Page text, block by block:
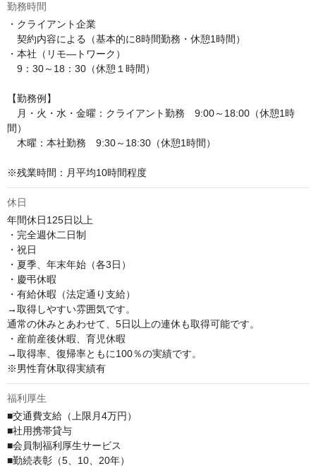
勤務時間
・クライアント企業
契約内容による（基本的に8時間勤務・休憩1時間）
・本社（リモ―トワーク）
9：30～18：30（休憩１時間）
【勤務例】
月・火・水・金曜：クライアント勤務　9:00～18:00（休憩1時
間）
木曜：本社勤務　9:30～18:30（休憩1時間）
※残業時間：月平均10時間程度
休日
年間休日125日以上
・完全週休二日制
・祝日
・夏季、年末年始（各3日）
・慶弔休暇
・有給休暇（法定通り支給）
→取得しやすい雰囲気です。
通常の休みとあわせて、5日以上の連休も取得可能です。
・産前産後休暇、育児休暇
→取得率、復帰率ともに100％の実績です。
※男性育休取得実績有
福利厚生
■交通費支給（上限月4万円）
■社用携帯貸与
■会員制福利厚⽣サービス
■勤続表彰（5、10、20年）